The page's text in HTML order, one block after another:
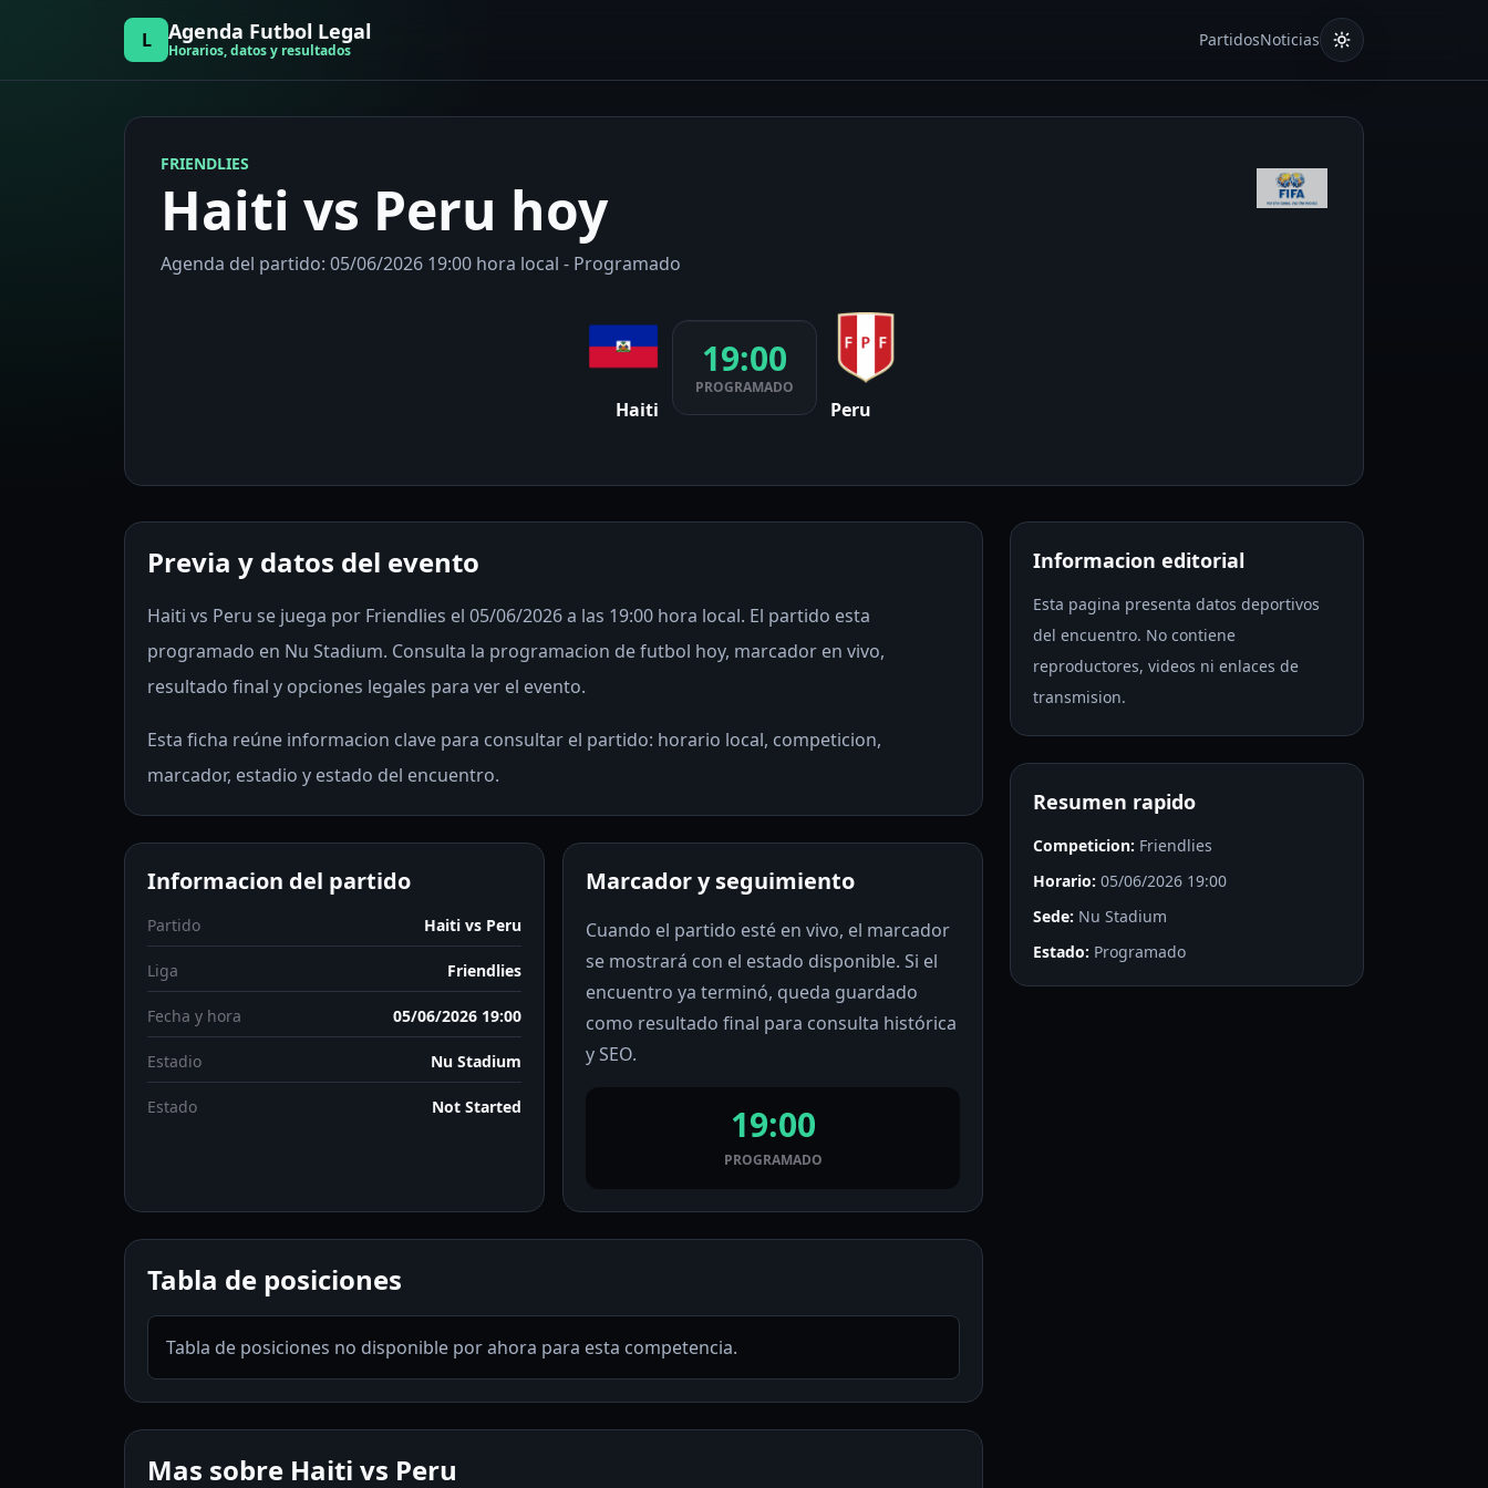
L Agenda Futbol Legal
Horarios, datos y resultados
PartidosNoticias
FRIENDLIES
Haiti vs Peru hoy
Agenda del partido: 05/06/2026 19:00 hora local - Programado
Haiti
19:00
PROGRAMADO
Peru
Previa y datos del evento
Haiti vs Peru se juega por Friendlies el 05/06/2026 a las 19:00 hora local. El partido esta
programado en Nu Stadium. Consulta la programacion de futbol hoy, marcador en vivo,
resultado final y opciones legales para ver el evento.
Esta ficha reúne informacion clave para consultar el partido: horario local, competicion,
marcador, estadio y estado del encuentro.
Informacion del partido
Partido Haiti vs Peru
Liga Friendlies
Fecha y hora 05/06/2026 19:00
Estadio Nu Stadium
Estado Not Started
Marcador y seguimiento
Cuando el partido esté en vivo, el marcador
se mostrará con el estado disponible. Si el
encuentro ya terminó, queda guardado
como resultado final para consulta histórica
y SEO.
19:00
PROGRAMADO
Tabla de posiciones
Tabla de posiciones no disponible por ahora para esta competencia.
Mas sobre Haiti vs Peru
Informacion editorial
Esta pagina presenta datos deportivos
del encuentro. No contiene
reproductores, videos ni enlaces de
transmision.
Resumen rapido
Competicion: Friendlies
Horario: 05/06/2026 19:00
Sede: Nu Stadium
Estado: Programado